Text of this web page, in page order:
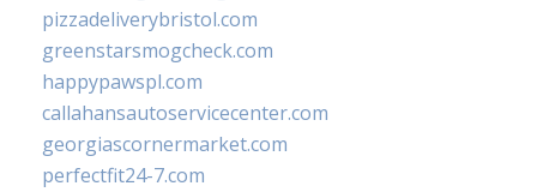
pizzadeliverybristol.com
greenstarsmogcheck.com
happypawspl.com
callahansautoservicecenter.com
georgiascornermarket.com
perfectfit24-7.com